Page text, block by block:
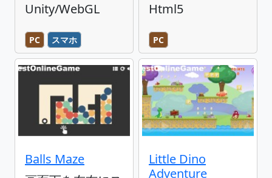
Unity/WebGL
PC スマホ
Html5
PC
Balls Maze
Little Dino
Adventure